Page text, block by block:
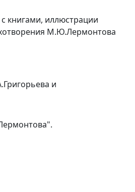
книгами, иллюстрации
М.Ю.Лермонтова
и